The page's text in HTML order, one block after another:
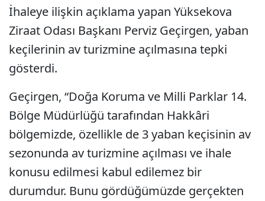
İhaleye ilişkin açıklama yapan Yüksekova
Ziraat Odası Başkanı Perviz Geçirgen, yaban
keçilerinin av turizmine açılmasına tepki
gösterdi.
Geçirgen, “Doğa Koruma ve Milli Parklar 14.
Bölge Müdürlüğü tarafından Hakkâri
bölgemizde, özellikle de 3 yaban keçisinin av
sezonunda av turizmine açılması ve ihale
konusu edilmesi kabul edilemez bir
durumdur. Bunu gördüğümüzde gerçekten